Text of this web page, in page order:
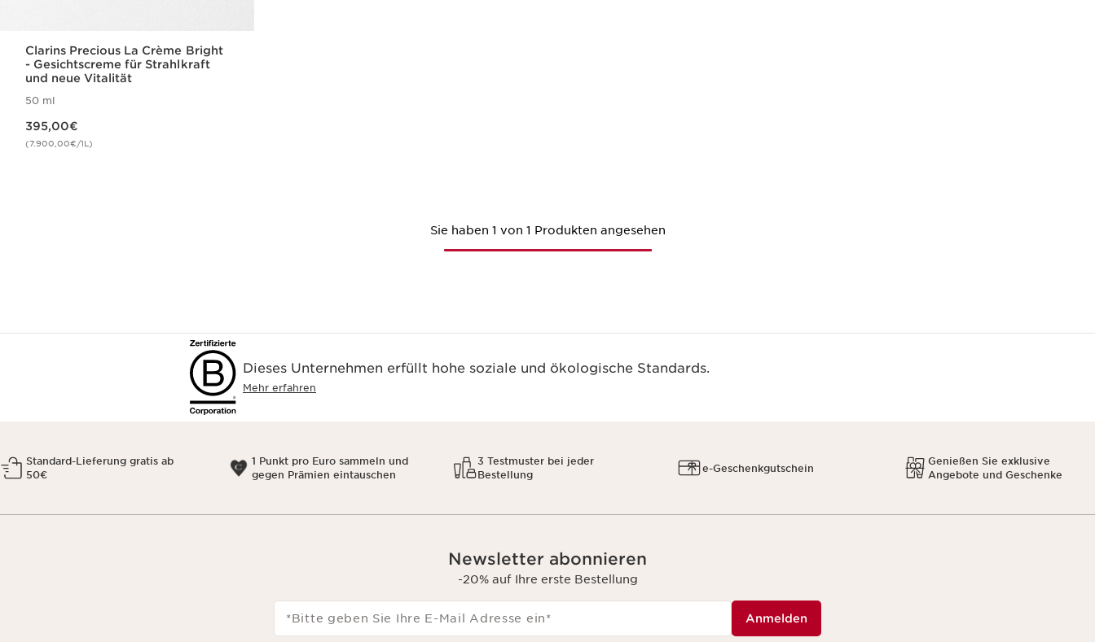
Clarins Precious La Crème Bright
- Gesichtscreme für Strahlkraft
und neue Vitalität
50 ml
395,00€
(7.900,00€/1L)
Sie haben 1 von 1 Produkten angesehen
Dieses Unternehmen erfüllt hohe soziale und ökologische Standards.
Mehr erfahren
Standard-Lieferung gratis ab
50€
1 Punkt pro Euro sammeln und
gegen Prämien eintauschen
3 Testmuster bei jeder
Bestellung
e-Geschenkgutschein
Genießen Sie exklusive
Angebote und Geschenke
Newsletter abonnieren
-20% auf Ihre erste Bestellung
*Bitte geben Sie Ihre E-Mail Adresse ein* Anmelden